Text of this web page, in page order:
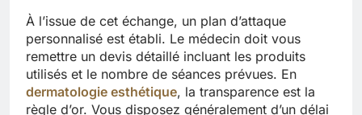
À l’issue de cet échange, un plan d’attaque
personnalisé est établi. Le médecin doit vous
remettre un devis détaillé incluant les produits
utilisés et le nombre de séances prévues. En
dermatologie esthétique, la transparence est la
règle d’or. Vous disposez généralement d’un délai